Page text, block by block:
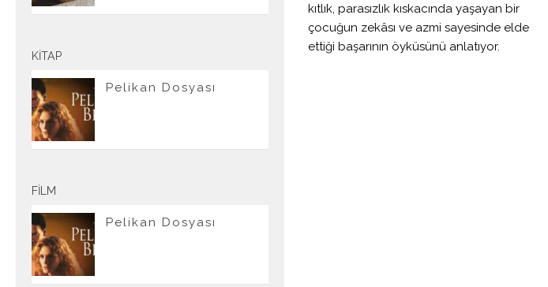
kıtlık, parasızlık kıskacında yaşayan bir
çocuğun zekâsı ve azmi sayesinde elde
ettiği başarının öyküsünü anlatıyor.
KITAP
Pelikan Dosyası
FILM
Pelikan Dosyası